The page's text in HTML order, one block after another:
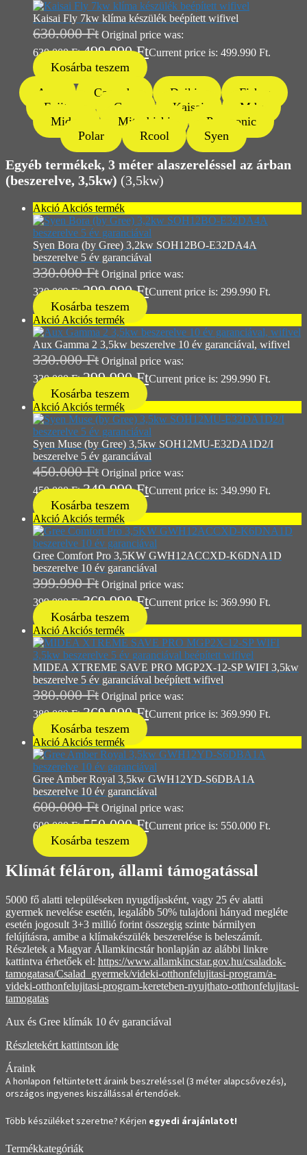
Kaisai Fly 7kw klíma készülék beépített wifivel
630.000Ft Original price was:
630.000 Ft.499.990FtCurrent price is: 499.990 Ft.
Kosárba teszem
Aux
Cascade Daikin
Fisher
Fujitsu
Gree Kaisai
Mdv
Midea
Mitsubishi
Panasonic
Polar
Rcool Syen
Egyéb termékek, 3 méter alaszereléssel az árban
(beszerelve, 3,5kw) (3,5kw)
Akció Akciós termék
Syen Bora (by Gree) 3,2kw SOH12BO-E32DA4A
beszerelve 5 év garanciával
330.000Ft Original price was:
330.000 Ft.299.990FtCurrent price is: 299.990 Ft.
Kosárba teszem
Akció Akciós termék
Aux Gamma 2 3,5kw beszerelve 10 év garanciával, wifivel
330.000Ft Original price was:
330.000 Ft.299.990FtCurrent price is: 299.990 Ft.
Kosárba teszem
Akció Akciós termék
Syen Muse (by Gree) 3,5kw SOH12MU-E32DA1D2/I
beszerelve 5 év garanciával
450.000Ft Original price was:
450.000 Ft.349.990FtCurrent price is: 349.990 Ft.
Kosárba teszem
Akció Akciós termék
Gree Comfort Pro 3,5KW GWH12ACCXD-K6DNA1D
beszerelve 10 év garanciával
399.990Ft Original price was:
399.990 Ft.369.990FtCurrent price is: 369.990 Ft.
Kosárba teszem
Akció Akciós termék
MIDEA XTREME SAVE PRO MGP2X-12-SP WIFI 3,5kw
beszerelve 5 év garanciával beépített wifivel
380.000Ft Original price was:
380.000 Ft.369.990FtCurrent price is: 369.990 Ft.
Kosárba teszem
Akció Akciós termék
Gree Amber Royal 3,5kw GWH12YD-S6DBA1A
beszerelve 10 év garanciával
600.000Ft Original price was:
600.000 Ft.550.000FtCurrent price is: 550.000 Ft.
Kosárba teszem
Klímát féláron, állami támogatással
5000 fő alatti településeken nyugdíjasként, vagy 25 év alatti
gyermek nevelése esetén, legalább 50% tulajdoni hányad megléte
esetén jogosult 3+3 millió forint összegig szinte bármilyen
felújításra, amibe a klímakészülék beszerelése is beleszámít.
Részletek a Magyar Államkincstár honlapján az alábbi linkre
kattintva érhetőek el: https://www.allamkincstar.gov.hu/csaladok-
tamogatasa/Csalad_gyermek/videki-otthonfelujitasi-program/a-
videki-otthonfelujitasi-program-kereteben-nyujthato-otthonfelujitasi-
tamogatas
Aux és Gree klímák 10 év garanciával
Részletekért kattintson ide
Áraink
A honlapon feltüntetett áraink beszreléssel (3 méter alapcsővezés),
országos ingyenes kiszállással értendőek.
Több készüléket szeretne? Kérjen egyedi árajánlatot!
Termékkategóriák